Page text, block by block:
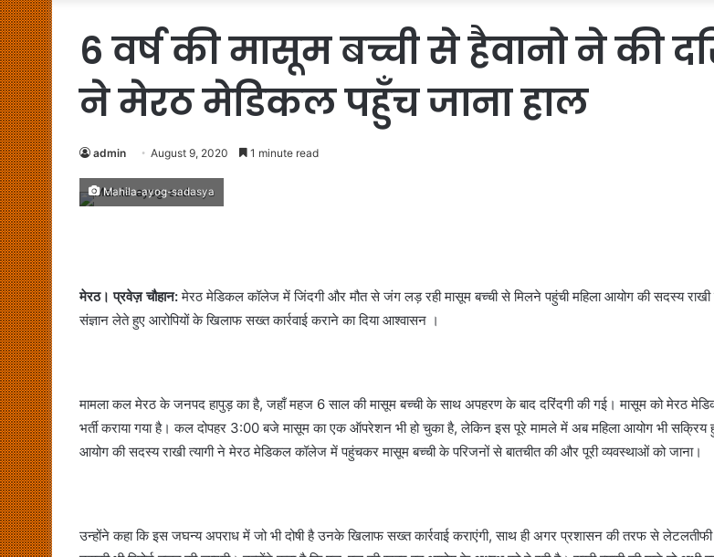
6 वर्ष की मासूम बच्ची से हैवानो ने की
ने मेरठ मेडिकल पहुँच जाना हाल
admin August 9, 2020 1 minute read
Mahila-ayog-sadasya
मेरठ। प्रवेज़ चौहान:मेरठ मेडिकल कॉलेज में जिंदगी और मौत से जंग लड़ रही मासूम बच्ची से मिलने पहुंची महिला आयोग की सदस्य राखी
संज्ञान लेते हुए आरोपियों के खिलाफ सख्त कार्रवाई कराने का दिया आश्वासन ।
मामला कल मेरठ के जनपद हापुड़ का है, जहाँ महज 6 साल की मासूम बच्ची के साथ अपहरण के बाद दरिंदगी की गई। मासूम को मेरठ
भर्ती कराया गया है। कल दोपहर 3:00 बजे मासूम का एक ऑपरेशन भी हो चुका है, लेकिन इस पूरे मामले में अब महिला आयोग भी सक्रिय
आयोग की सदस्य राखी त्यागी ने मेरठ मेडिकल कॉलेज में पहुंचकर मासूम बच्ची के परिजनों से बातचीत की और पूरी व्यवस्थाओं को जाना।
उन्होंने कहा कि इस जघन्य अपराध में जो भी दोषी है उनके खिलाफ सख्त कार्रवाई कराएंगी, साथ ही अगर प्रशासन की तरफ से लेटलतीफी